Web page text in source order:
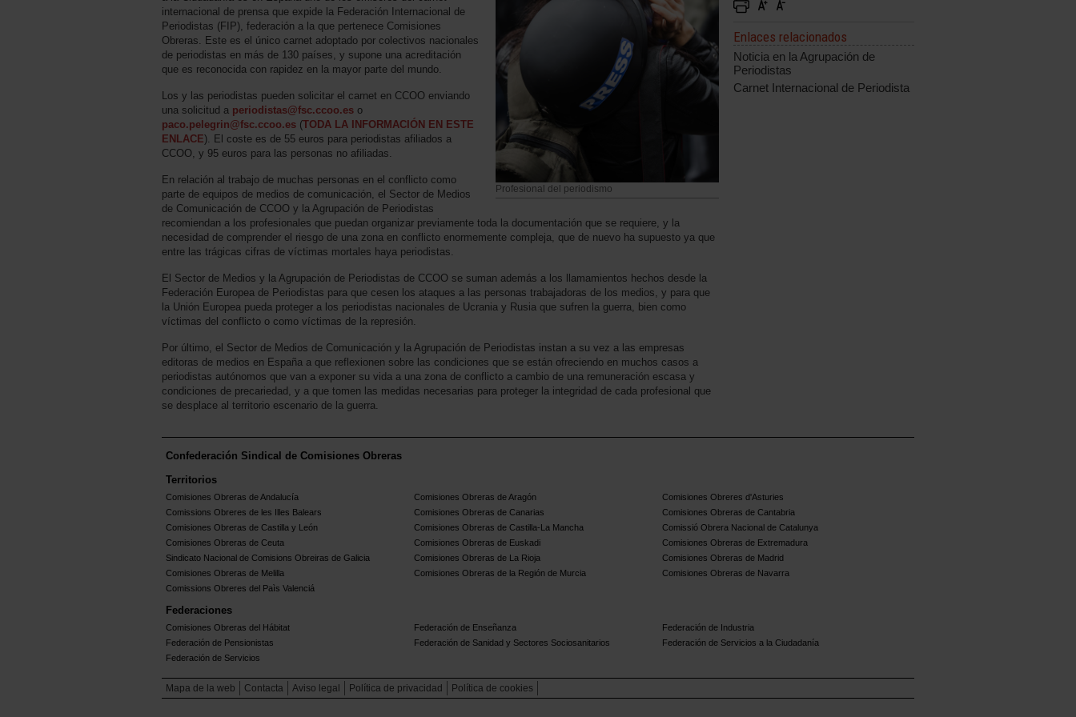
Profesional del periodismo
internacional de prensa que expide la Federación Internacional de
Periodistas (FIP), federación a la que pertenece Comisiones
Obreras. Este es el único carnet adoptado por colectivos nacionales
de periodistas en más de 130 países, y supone una acreditación
que es reconocida con rapidez en la mayor parte del mundo.
Los y las periodistas pueden solicitar el carnet en CCOO enviando
una solicitud a periodistas@fsc.ccoo.es o
paco.pelegrin@fsc.ccoo.es (TODA LA INFORMACIÓN EN ESTE
ENLACE). El coste es de 55 euros para periodistas afiliados a
CCOO, y 95 euros para las personas no afiliadas.
En relación al trabajo de muchas personas en el conflicto como
parte de equipos de medios de comunicación, el Sector de Medios
de Comunicación de CCOO y la Agrupación de Periodistas
recomiendan a los profesionales que puedan organizar previamente toda la documentación que se requiere, y la
necesidad de comprender el riesgo de una zona en conflicto enormemente compleja, que de nuevo ha supuesto ya que
entre las trágicas cifras de víctimas mortales haya periodistas.
El Sector de Medios y la Agrupación de Periodistas de CCOO se suman además a los llamamientos hechos desde la
Federación Europea de Periodistas para que cesen los ataques a las personas trabajadoras de los medios, y para que
la Unión Europea pueda proteger a los periodistas nacionales de Ucrania y Rusia que sufren la guerra, bien como
víctimas del conflicto o como víctimas de la represión.
Por último, el Sector de Medios de Comunicación y la Agrupación de Periodistas instan a su vez a las empresas
editoras de medios en España a que reflexionen sobre las condiciones que se están ofreciendo en muchos casos a
periodistas autónomos que van a exponer su vida a una zona de conflicto a cambio de una remuneración escasa y
condiciones de precariedad, y a que tomen las medidas necesarias para proteger la integridad de cada profesional que
se desplace al territorio escenario de la guerra.
Enlaces relacionados
Noticia en la Agrupación de
Periodistas
Carnet Internacional de Periodista
Confederación Sindical de Comisiones Obreras
Territorios
Comisiones Obreras de Andalucía Comisiones Obreras de Aragón
Comisiones Obreres d'Asturies
Comissions Obreres de les Illes Balears
Comisiones Obreras de Canarias
Comisiones Obreras de Cantabria
Comisiones Obreras de Castilla y León
Comisiones Obreras de Castilla-La Mancha
Comissió Obrera Nacional de Catalunya
Comisiones Obreras de Ceuta
Comisiones Obreras de Euskadi
Comisiones Obreras de Extremadura
Sindicato Nacional de Comisions Obreiras de Galicia
Comisiones Obreras de La Rioja
Comisiones Obreras de Madrid
Comisiones Obreras de Melilla
Comisiones Obreras de la Región de Murcia
Comisiones Obreras de Navarra
Comissions Obreres del Paìs Valenciá
Federaciones
Comisiones Obreras del Hábitat Federación de Enseñanza
Federación de Industria
Federación de Pensionistas
Federación de Sanidad y Sectores Sociosanitarios
Federación de Servicios a la Ciudadanía
Federación de Servicios
Mapa de la web Contacta Aviso legal Política de privacidad Política de cookies